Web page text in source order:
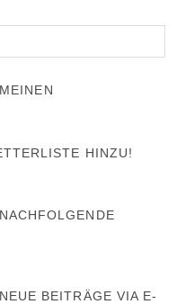
HINZU!
BEITRÄGE VIA E-